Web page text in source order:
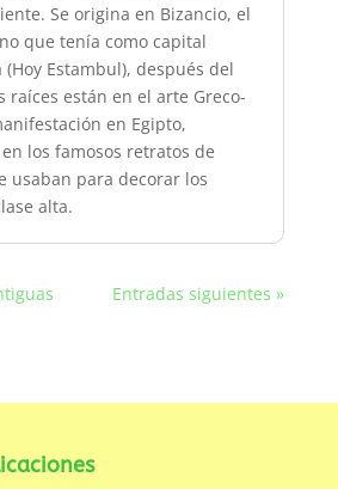
Se origina en Bizancio, el
que tenía como capital
Estambul), después del
raíces están en el arte Greco-
en Egipto,
los famosos retratos de
usaban para decorar los
alta.
Entradas siguientes »